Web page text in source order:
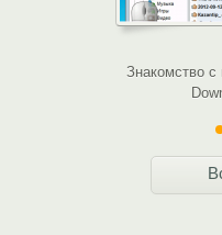
Знакомство с